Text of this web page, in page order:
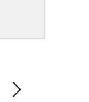
Weiter